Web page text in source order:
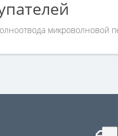
микроволновой